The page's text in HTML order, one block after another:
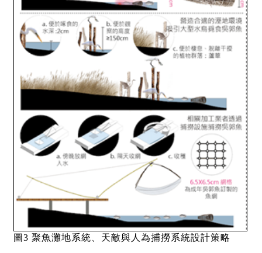
圖3 聚魚灘地系統、天敵與人為捕撈系統設計策略